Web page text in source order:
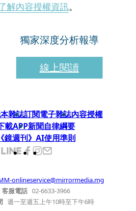
解內容授權資訊。
獨家深度分析報導
線上閱讀
雜誌訂閱電子雜誌內容授權
載APP新聞自律綱要
《鏡週刊》AI使用準則
onlineservice@mirrormedia.mg
客服電話 02-6633-3966
週一至週五上午10時至下午6時